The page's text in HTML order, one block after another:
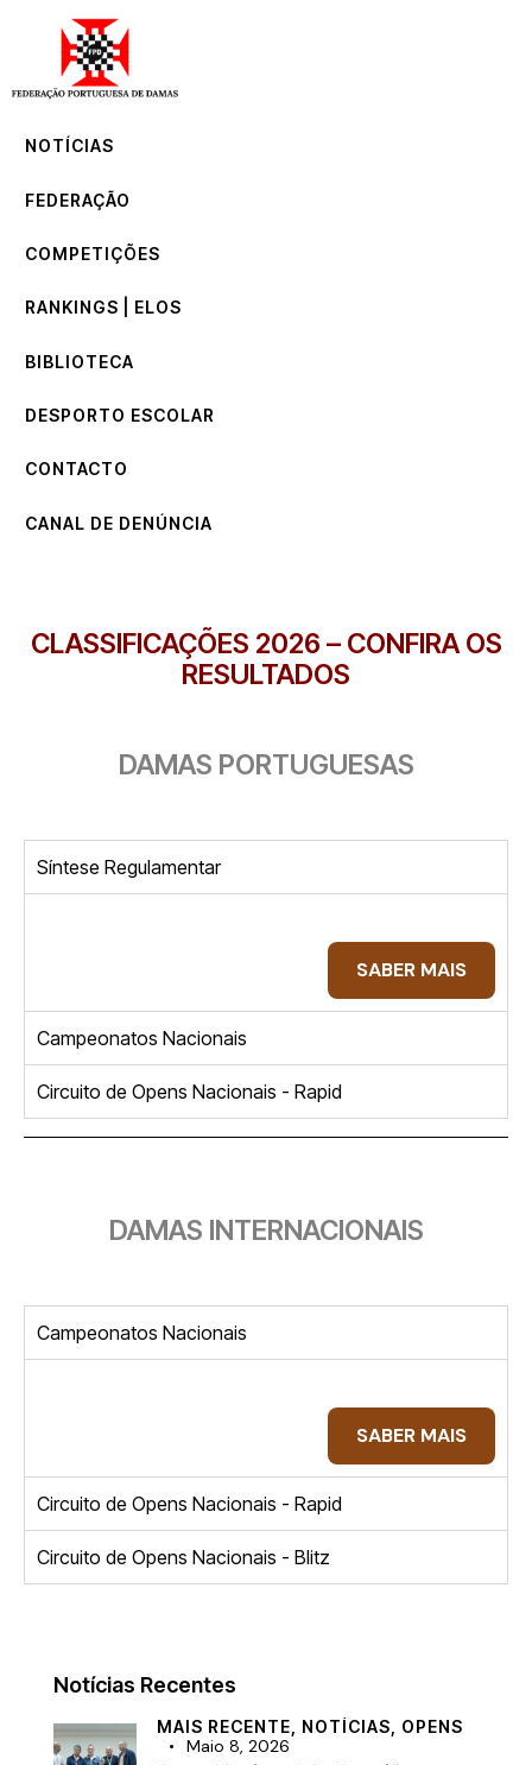
NOTÍCIAS
FEDERAÇÃO
COMPETIÇÕES
RANKINGS | ELOS
BIBLIOTECA
DESPORTO ESCOLAR
CONTACTO
CANAL DE DENÚNCIA
CLASSIFICAÇÕES 2026 – CONFIRA OS
RESULTADOS
DAMAS PORTUGUESAS
Síntese Regulamentar
SABER MAIS
Campeonatos Nacionais
Circuito de Opens Nacionais - Rapid
DAMAS INTERNACIONAIS
Campeonatos Nacionais
SABER MAIS
Circuito de Opens Nacionais - Rapid
Circuito de Opens Nacionais - Blitz
Notícias Recentes
MAIS RECENTE, NOTÍCIAS, OPENS
Maio 8, 2026